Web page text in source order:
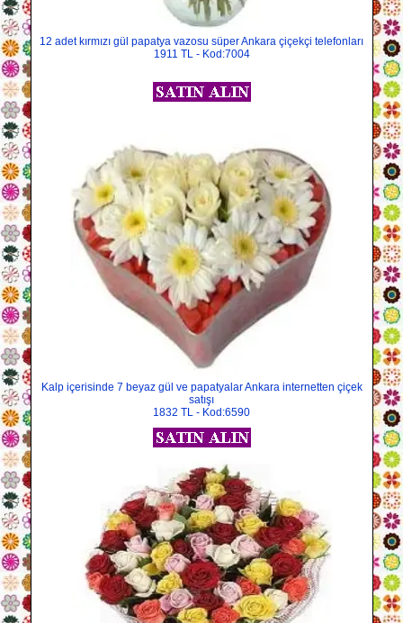
12 adet kırmızı gül papatya vazosu süper Ankara çiçekçi telefonları
1911 TL - Kod:7004
Kalp içerisinde 7 beyaz gül ve papatyalar Ankara internetten çiçek
satışı
1832 TL - Kod:6590